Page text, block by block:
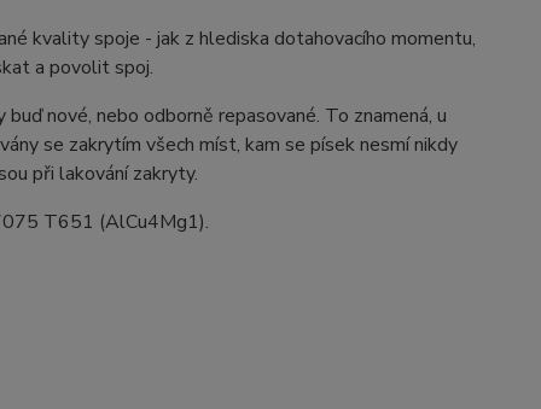
kvality spoje - jak z hlediska dotahovacího momentu,
a povolit spoj.
nové, nebo odborně repasované. To znamená, u
se zakrytím všech míst, kam se písek nesmí nikdy
při lakování zakryty.
T651 (AlCu4Mg1).